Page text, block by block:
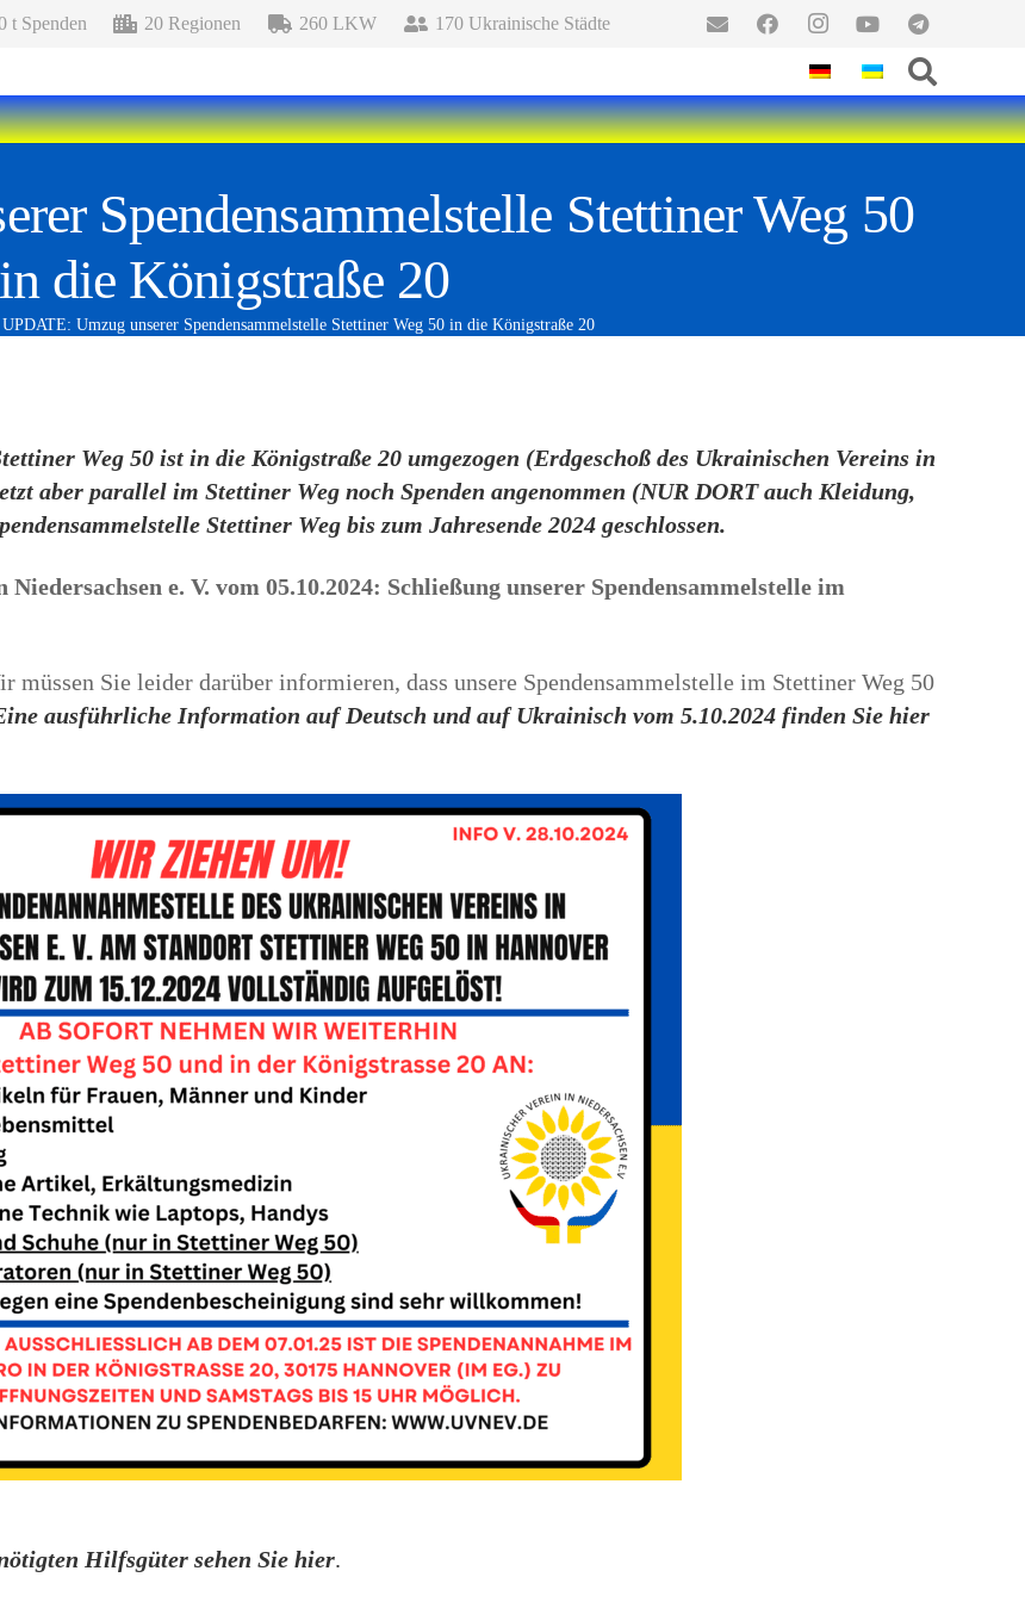
t Spenden 20 Regionen 260 LKW 170 Ukrainische Städte
Spendensammelstelle Stettiner Weg 50
in die Königstraße 20
UPDATE: Umzug unserer Spendensammelstelle Stettiner Weg 50 in die Königstraße 20
Weg 50 ist in die Königstraße 20 umgezogen (Erdgeschoß des Ukrainischen Vereins in
aber parallel im Stettiner Weg noch Spenden angenommen (NUR DORT auch Kleidung,
Stettiner Weg bis zum Jahresende 2024 geschlossen.
e. V. vom 05.10.2024: Schließung unserer Spendensammelstelle im
Sie leider darüber informieren, dass unsere Spendensammelstelle im Stettiner Weg 50
ausführliche Information auf Deutsch und auf Ukrainisch vom 5.10.2024 finden Sie hier
Hilfsgüter sehen Sie hier.